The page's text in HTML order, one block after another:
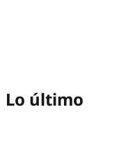
Lo último